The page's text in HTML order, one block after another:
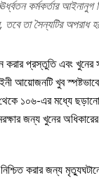
কর্মকর্তার আইনানুগ
তবে তা সৈন্যটির অপরাধ
প্রস্তুতি এবং খুনের
আইনী আয়োজনটি খুব
১০৬-এর মধ্যে
জন্য খুনের
করার জন্য